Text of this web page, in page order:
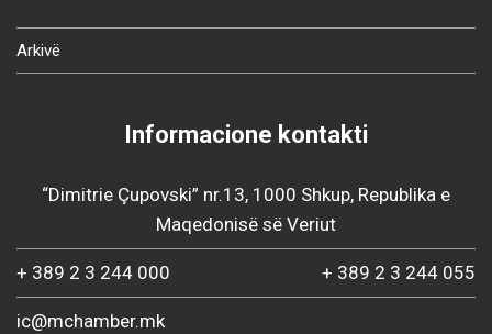
Arkivë
Informacione kontakti
“Dimitrie Çupovski” nr.13, 1000 Shkup, Republika e
Maqedonisë së Veriut
+ 389 2 3 244 000 + 389 2 3 244 055
ic@mchamber.mk